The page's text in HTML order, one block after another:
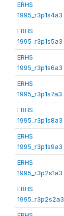
ERHS
1995_r3p1s4a3
ERHS
1995_r3p1s5a3
ERHS
1995_r3p1s6a3
ERHS
1995_r3p1s7a3
ERHS
1995_r3p1s8a3
ERHS
1995_r3p1s9a3
ERHS
1995_r3p2s1a3
ERHS
1995_r3p2s2a3